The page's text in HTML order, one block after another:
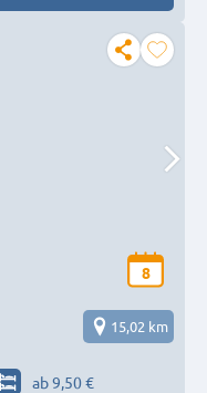
8
15,02 km
ab 9,50 €